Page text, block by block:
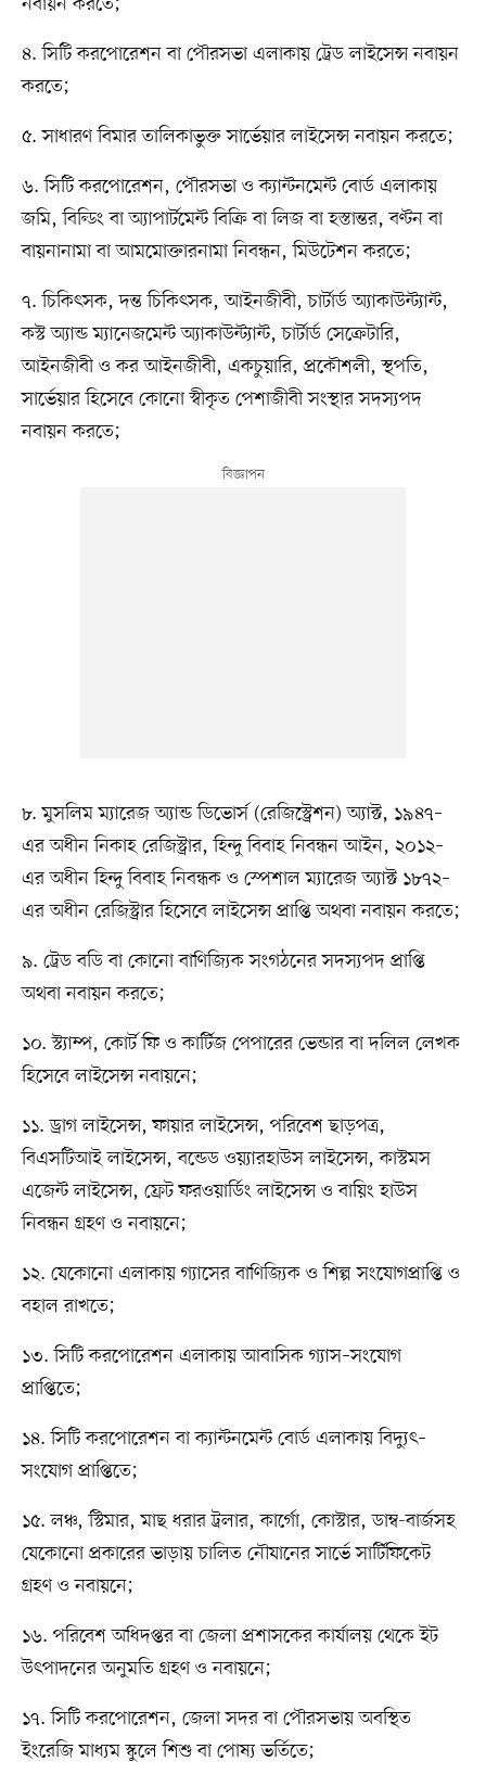
৪. সিটি করপোরেশন বা পৌরসভা এলাকায় ট্রেড লাইসেন্স নবায়ন
করতে;
৫. সাধারণ বিমার তালিকাভুক্ত সার্ভেয়ার লাইসেন্স নবায়ন করতে;
৬. সিটি করপোরেশন, পৌরসভা ও ক্যান্টনমেন্ট বোর্ড এলাকায়
জমি, বিল্ডিং বা অ্যাপার্টমেন্ট বিক্রি বা লিজ বা হস্তান্তর, বণ্টন বা
বায়নানামা বা আমমোক্তারনামা নিবন্ধন, মিউটেশন করতে;
৭. চিকিৎসক, দন্ত চিকিৎসক, আইনজীবী, চার্টার্ড অ্যাকাউন্ট্যান্ট,
কস্ট অ্যান্ড ম্যানেজমেন্ট অ্যাকাউন্ট্যান্ট, চার্টার্ড সেক্রেটারি,
আইনজীবী ও কর আইনজীবী, একচুয়ারি, প্রকৌশলী, স্থপতি,
সার্ভেয়ার হিসেবে কোনো স্বীকৃত পেশাজীবী সংস্থার সদস্যপদ
নবায়ন করতে;
৮. মুসলিম ম্যারেজ অ্যান্ড ডিভোর্স (রেজিস্ট্রেশন) অ্যাক্ট, ১৯৪৭–
এর অধীন নিকাহ রেজিস্ট্রার, হিন্দু বিবাহ নিবন্ধন আইন, ২০১২–
এর অধীন হিন্দু বিবাহ নিবন্ধক ও স্পেশাল ম্যারেজ অ্যাক্ট ১৮৭২–
এর অধীন রেজিস্ট্রার হিসেবে লাইসেন্স প্রাপ্তি অথবা নবায়ন করতে;
৯. ট্রেড বডি বা কোনো বাণিজ্যিক সংগঠনের সদস্যপদ প্রাপ্তি
অথবা নবায়ন করতে;
১০. স্ট্যাম্প, কোর্ট ফি ও কার্টিজ পেপারের ভেন্ডার বা দলিল লেখক
হিসেবে লাইসেন্স নবায়নে;
১১. ড্রাগ লাইসেন্স, ফায়ার লাইসেন্স, পরিবেশ ছাড়পত্র,
বিএসটিআই লাইসেন্স, বন্ডেড ওয়্যারহাউস লাইসেন্স, কাস্টমস
এজেন্ট লাইসেন্স, ফ্রেট ফরওয়ার্ডিং লাইসেন্স ও বায়িং হাউস
নিবন্ধন গ্রহণ ও নবায়নে;
১২. যেকোনো এলাকায় গ্যাসের বাণিজ্যিক ও শিল্প সংযোগপ্রাপ্তি ও
বহাল রাখতে;
১৩. সিটি করপোরেশন এলাকায় আবাসিক গ্যাস–সংযোগ
প্রাপ্তিতে;
১৪. সিটি করপোরেশন বা ক্যান্টনমেন্ট বোর্ড এলাকায় বিদ্যুৎ–
সংযোগ প্রাপ্তিতে;
১৫. লঞ্চ, স্টিমার, মাছ ধরার ট্রলার, কার্গো, কোস্টার, ডাম্ব-বার্জসহ
যেকোনো প্রকারের ভাড়ায় চালিত নৌযানের সার্ভে সার্টিফিকেট
গ্রহণ ও নবায়নে;
১৬. পরিবেশ অধিদপ্তর বা জেলা প্রশাসকের কার্যালয় থেকে ইট
উৎপাদনের অনুমতি গ্রহণ ও নবায়নে;
১৭. সিটি করপোরেশন, জেলা সদর বা পৌরসভায় অবস্থিত
ইংরেজি মাধ্যম স্কুলে শিশু বা পোষ্য ভর্তিতে;